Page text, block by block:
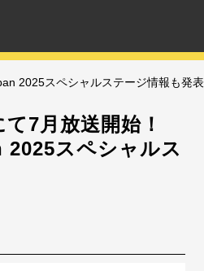
2025スペシャルステージ情報も発表
7月放送開始！
スペシャルス